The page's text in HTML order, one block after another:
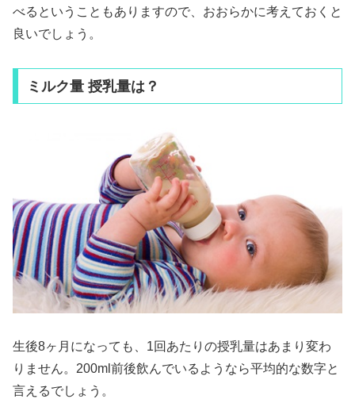
べるということもありますので、おおらかに考えておくと
良いでしょう。
ミルク量 授乳量は？
生後8ヶ月になっても、1回あたりの授乳量はあまり変わ
りません。200ml前後飲んでいるようなら平均的な数字と
言えるでしょう。